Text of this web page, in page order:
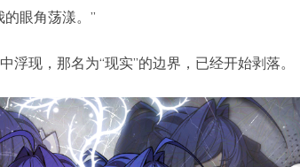
眼角荡漾。”
现，那名为“现实”的边界，已经开始剥落。